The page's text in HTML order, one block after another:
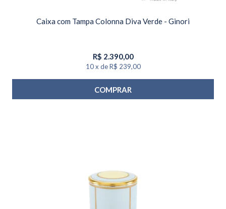
Caixa com Tampa Colonna Diva Verde - Ginori
R$ 2.390,00
10 x de R$ 239,00
COMPRAR